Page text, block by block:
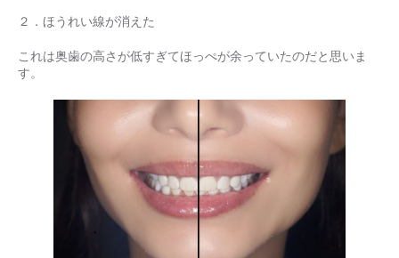
２．ほうれい線が消えた
これは奥歯の高さが低すぎてほっぺが余っていたのだと思いま
す。